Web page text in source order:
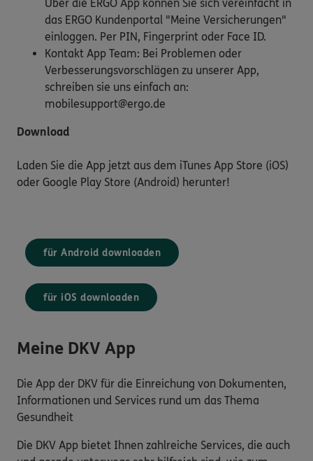
Über die ERGO App können Sie sich vereinfacht in
das ERGO Kundenportal "Meine Versicherungen"
einloggen. Per PIN, Fingerprint oder Face ID.
Kontakt App Team: Bei Problemen oder
Verbesserungsvorschlägen zu unserer App,
schreiben sie uns einfach an:
mobilesupport@ergo.de
Download
Laden Sie die App jetzt aus dem iTunes App Store (iOS)
oder Google Play Store (Android) herunter!
für Android downloaden
für iOS downloaden
Meine DKV App
Die App der DKV für die Einreichung von Dokumenten,
Informationen und Services rund um das Thema
Gesundheit
Die DKV App bietet Ihnen zahlreiche Services, die auch